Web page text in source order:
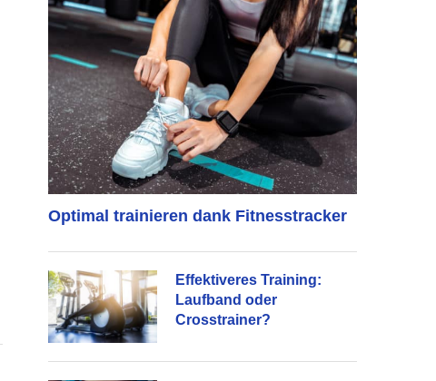
Optimal trainieren dank Fitnesstracker
Effektiveres Training:
Laufband oder
Crosstrainer?